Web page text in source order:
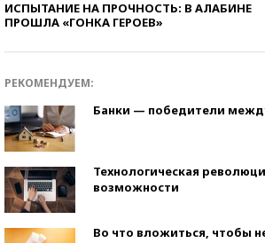
ИСПЫТАНИЕ НА ПРОЧНОСТЬ: В АЛАБИНЕ
ПРОШЛА «ГОНКА ГЕРОЕВ»
РЕКОМЕНДУЕМ:
Банки — победители
Технологическая
возможности
Во что вложиться, чтобы